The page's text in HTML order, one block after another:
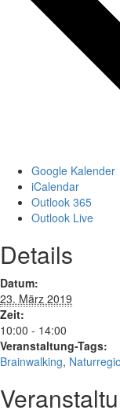
Google Kalender
iCalendar
Outlook 365
Outlook Live
Details
Datum:
23. März 2019
Zeit:
10:00 - 14:00
Veranstaltung-Tags:
Brainwalking,